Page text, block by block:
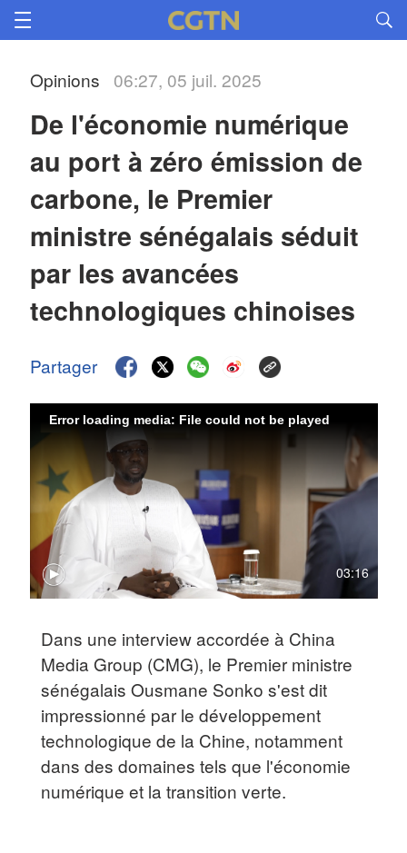
Opinions 06:27, 05 juil. 2025
De l'économie numérique
au port à zéro émission de
carbone, le Premier
ministre sénégalais séduit
par les avancées
technologiques chinoises
Partager
03:16
Error loading media: File could not be played
Dans une interview accordée à China
Media Group (CMG), le Premier ministre
sénégalais Ousmane Sonko s'est dit
impressionné par le développement
technologique de la Chine, notamment
dans des domaines tels que l'économie
numérique et la transition verte.